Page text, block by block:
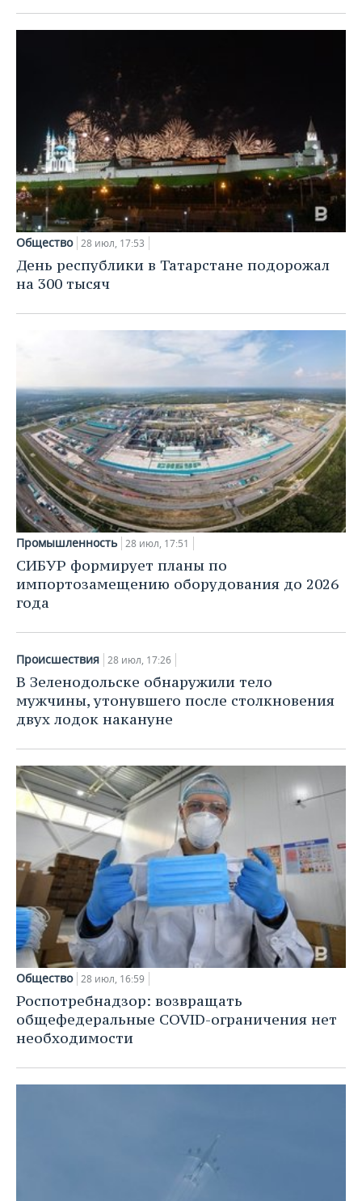
Общество 28 июл, 17:53
День республики в Татарстане подорожал
на 300 тысяч
Промышленность 28 июл, 17:51
СИБУР формирует планы по
импортозамещению оборудования до 2026
года
Происшествия 28 июл, 17:26
В Зеленодольске обнаружили тело
мужчины, утонувшего после столкновения
двух лодок накануне
Общество 28 июл, 16:59
Роспотребнадзор: возвращать
общефедеральные COVID-ограничения нет
необходимости